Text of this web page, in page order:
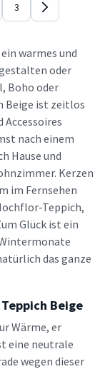
3
warmes und
oder
Boho oder
Beige ist zeitlos
nach einem
Hause und
Kerzen
im Fernsehen
Teppich,
Glück ist ein
das ganze
Beige
Wärme, er
eine neutrale
wegen dieser